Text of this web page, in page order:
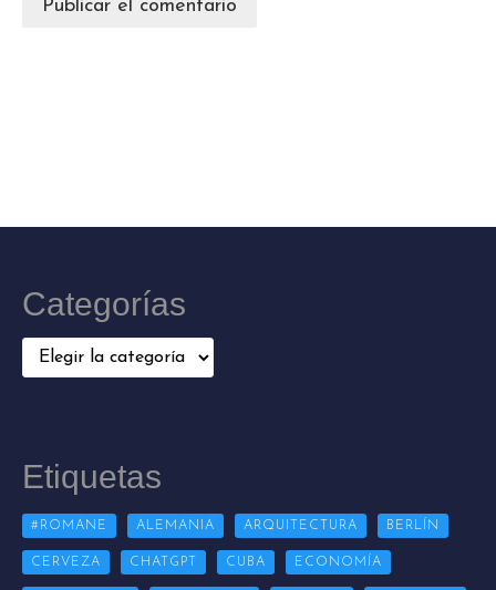
Categorías
Categorías
Etiquetas
#ROMANE ALEMANIA ARQUITECTURA BERLÍN
CERVEZA CHATGPT CUBA ECONOMÍA